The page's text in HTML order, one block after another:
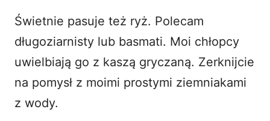
Świetnie pasuje też ryż. Polecam
długoziarnisty lub basmati. Moi chłopcy
uwielbiają go z kaszą gryczaną. Zerknijcie
na pomysł z moimi prostymi ziemniakami
z wody.